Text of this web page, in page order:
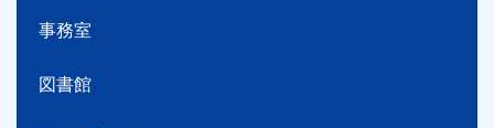
事務室
図書館